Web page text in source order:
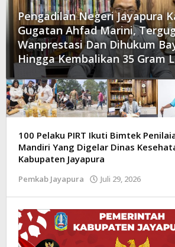
Pengadilan Negeri Jayapura
Gugatan Ahfad Marini,
Wanprestasi Dan Dihukum
Hingga Kembalikan 35 Gram
Kilas
Papua
100 Pelaku PIRT Ikuti Bimtek
Mandiri Yang Digelar Dinas
Kabupaten Jayapura
Pemkab Jayapura Juli 29, 2026